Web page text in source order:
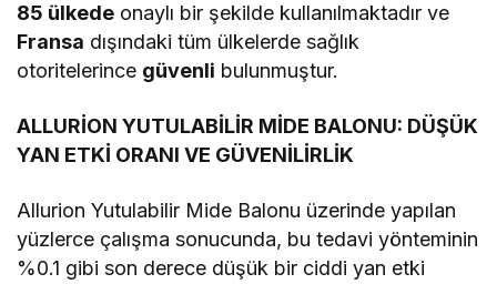
85 ülkede onaylı bir şekilde kullanılmaktadır ve
Fransa dışındaki tüm ülkelerde sağlık
otoritelerince güvenli bulunmuştur.
ALLURİON YUTULABİLİR MİDE BALONU: DÜŞÜK
YAN ETKİ ORANI VE GÜVENİLİRLİK
Allurion Yutulabilir Mide Balonu üzerinde yapılan
yüzlerce çalışma sonucunda, bu tedavi yönteminin
%0.1 gibi son derece düşük bir ciddi yan etki